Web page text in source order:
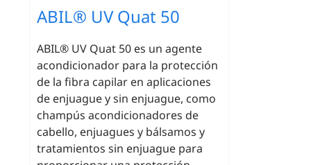
ABIL® UV Quat 50
ABIL® UV Quat 50 es un agente
acondicionador para la protección
de la fibra capilar en aplicaciones
de enjuague y sin enjuague, como
champús acondicionadores de
cabello, enjuagues y bálsamos y
tratamientos sin enjuague para